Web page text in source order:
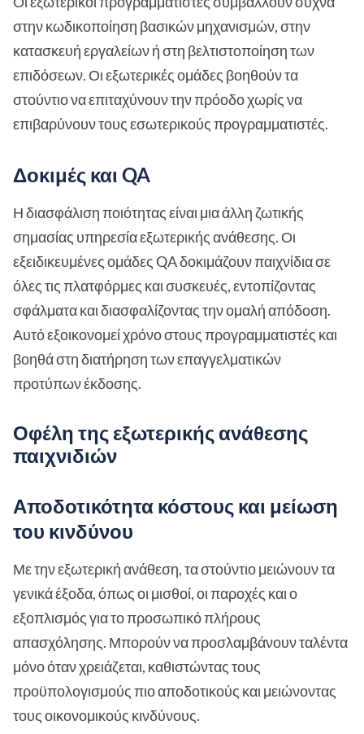
στην κωδικοποίηση βασικών μηχανισμών, στην
κατασκευή εργαλείων ή στη βελτιστοποίηση των
επιδόσεων. Οι εξωτερικές ομάδες βοηθούν τα
στούντιο να επιταχύνουν την πρόοδο χωρίς να
επιβαρύνουν τους εσωτερικούς προγραμματιστές.
Δοκιμές και QA
Η διασφάλιση ποιότητας είναι μια άλλη ζωτικής
σημασίας υπηρεσία εξωτερικής ανάθεσης. Οι
εξειδικευμένες ομάδες QA δοκιμάζουν παιχνίδια σε
όλες τις πλατφόρμες και συσκευές, εντοπίζοντας
σφάλματα και διασφαλίζοντας την ομαλή απόδοση.
Αυτό εξοικονομεί χρόνο στους προγραμματιστές και
βοηθά στη διατήρηση των επαγγελματικών
προτύπων έκδοσης.
Οφέλη της εξωτερικής ανάθεσης
παιχνιδιών
Αποδοτικότητα κόστους και μείωση
του κινδύνου
Με την εξωτερική ανάθεση, τα στούντιο μειώνουν τα
γενικά έξοδα, όπως οι μισθοί, οι παροχές και ο
εξοπλισμός για το προσωπικό πλήρους
απασχόλησης. Μπορούν να προσλαμβάνουν ταλέντα
μόνο όταν χρειάζεται, καθιστώντας τους
προϋπολογισμούς πιο αποδοτικούς και μειώνοντας
τους οικονομικούς κινδύνους.